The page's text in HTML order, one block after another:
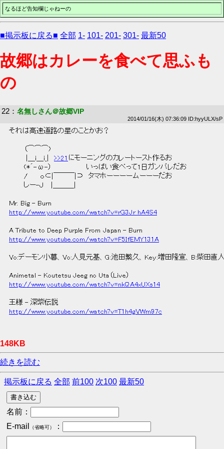
なるほど告知欄じゃねーの
■掲示板に戻る■ 全部 1- 101- 201- 301- 最新50
故郷はカレーを食べて思ふも
の
22 ： 名無しさん＠故郷VIP
2014/01/16(木) 07:36:09 ID:hyyULX/sP
それは高速道路の星のことかお？
（⌒⌒⌒)
|＿i＿i_| >>21 にモーニングのカレートースト作るお
(*´-ω-）　　　　　　　いっぱい食べって1日ガンバレだお
/　　 ｏ⊂|￣￣￣|⊃　タマホーーーームーーーだお
しー-Ｊ　 |＿＿＿|
Mr. Big - Burn
http://www.youtube.com/watch?v=rG3Jr_hA4S4
A Tribute to Deep Purple From Japan - Burn
http://www.youtube.com/watch?v=F5IfEMY131A
Vo:デーモン小暮、Vo:人見元基、G:池田繁久、Key:増田隆宣、B:柴田直
Animetal - Koutetsu Jeeg no Uta（Live）
http://www.youtube.com/watch?v=nkQA4xUXs14
王様 - 深紫伝説
http://www.youtube.com/watch?v=T1h4gVWm97c
148KB
続きを読む
掲示板に戻る 全部 前100 次100 最新50
名前：
E-mail
（省略可） ：